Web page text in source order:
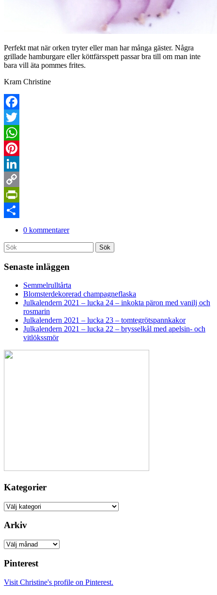
Perfekt mat när orken tryter eller man har många gäster. Några
grillade hamburgare eller köttfärsspett passar bra till om man inte
bara vill äta pommes frites.
Kram Christine
Facebook
Twitter
WhatsApp
Pinterest
LinkedIn
Copy
Link
PrintFriendly
0 kommentarer
Search
for:
Sök
Senaste inläggen
Semmelrulltårta
Blomsterdekorerad champagneflaska
Julkalendern 2021 – lucka 24 – inkokta päron med vanilj och
rosmarin
Julkalendern 2021 – lucka 23 – tomtegrötspannkakor
Julkalendern 2021 – lucka 22 – brysselkål med apelsin- och
vitlökssmör
Kategorier
Kategorier
Arkiv
Arkiv
Pinterest
Visit Christine's profile on Pinterest.